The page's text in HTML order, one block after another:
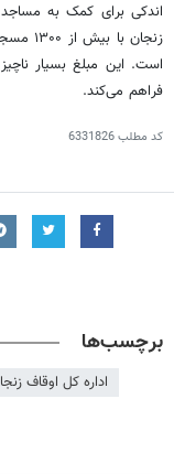
اندکی برای کمک به مساجد
فراهم می‌کند.
کد مطلب6331826
برچسب‌ها
اداره کل اوقاف